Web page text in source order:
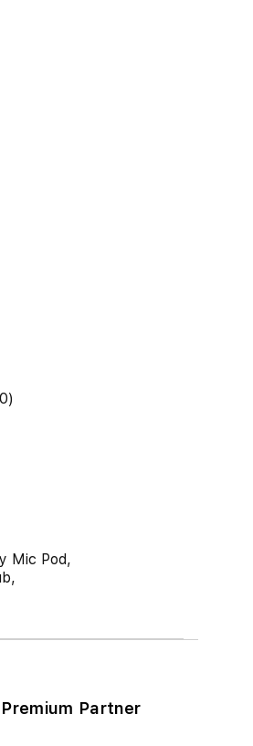
Mic Pod,
Partner